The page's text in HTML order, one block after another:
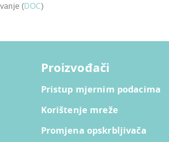
(DOC)
Proizvođači
Pristup mjernim podacima
Korištenje mreže
Promjena opskrbljivača